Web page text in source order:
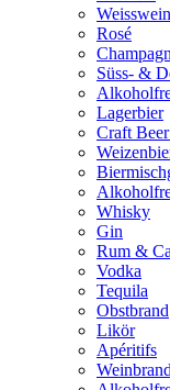
Weisswein
Rosé
Süss- &
Lagerbier
Craft
Whisky
Gin
Rum &
Vodka
Tequila
Obstbrand
Likör
Apéritifs
Weinbrand